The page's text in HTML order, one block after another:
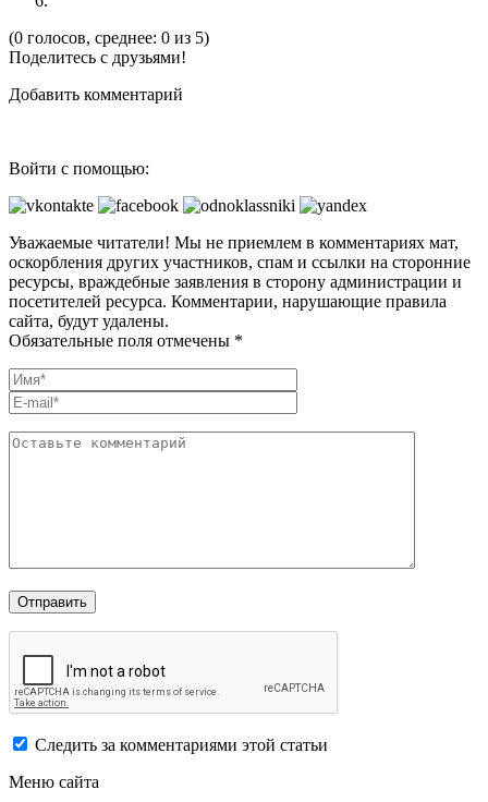
(0 голосов, среднее: 0 из 5)
Поделитесь с друзьями!
Добавить комментарий
Войти с помощью:
Уважаемые читатели! Мы не приемлем в комментариях мат,
оскорбления других участников, спам и ссылки на сторонние
ресурсы, враждебные заявления в сторону администрации и
посетителей ресурса. Комментарии, нарушающие правила
сайта, будут удалены.
Обязательные поля отмечены *
Следить за комментариями этой статьи
Меню сайта